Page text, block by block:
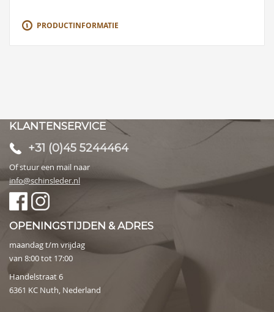
PRODUCTINFORMATIE
KLANTENSERVICE
+31 (0)45 5244464
Of stuur een mail naar
info@schinsleder.nl
OPENINGSTIJDEN & ADRES
maandag t/m vrijdag
van 8:00 tot 17:00
Handelstraat 6
6361 KC Nuth, Nederland